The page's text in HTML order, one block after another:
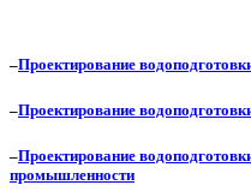
–Проектирование
–Проектирование
–Проектирование
промышленности